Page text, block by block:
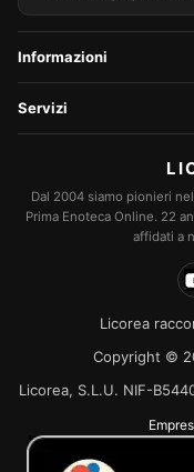
Informazioni
Servizi
Dal 2004 siamo pionieri
Prima Enoteca Online. 22
affidati a
Licorea
Copyright ©
Licorea, S.L.U. NIF-